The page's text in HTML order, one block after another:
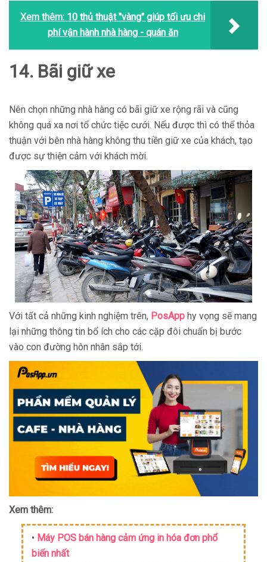
Xem thêm: 10 thủ thuật "vàng" giúp tối ưu chi
phí vận hành nhà hàng - quán ăn
14. Bãi giữ xe
Nên chọn những nhà hàng có bãi giữ xe rộng rãi và cũng
không quá xa nơi tổ chức tiệc cưới. Nếu được thì có thể thỏa
thuận với bên nhà hàng không thu tiền giữ xe của khách, tạo
được sự thiện cảm với khách mời.
Với tất cả những kinh nghiệm trên, PosApp hy vọng sẽ mang
lại những thông tin bổ ích cho các cặp đôi chuẩn bị bước
vào con đường hôn nhân sắp tới.
Xem thêm:
• Máy POS bán hàng cảm ứng in hóa đơn phổ
biến nhất